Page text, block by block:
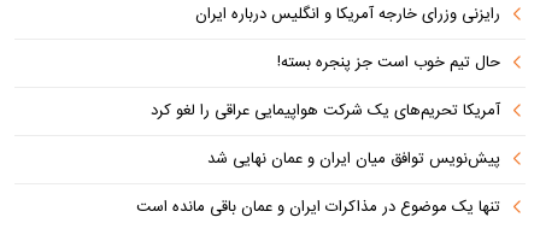
رایزنی وزرای خارجه آمریکا و انگلیس درباره ایران
حال تیم خوب است جز پنجره بسته!
آمریکا تحریم‌های یک شرکت هواپیمایی عراقی را لغو کرد
پیش‌نویس توافق میان ایران و عمان نهایی شد
تنها یک موضوع در مذاکرات ایران و عمان باقی مانده است